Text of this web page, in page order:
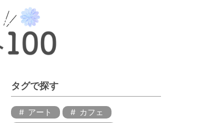
タグで探す
アート
カフェ